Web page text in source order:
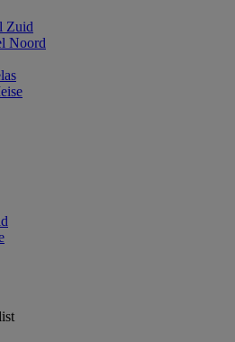
Zuid
Noord